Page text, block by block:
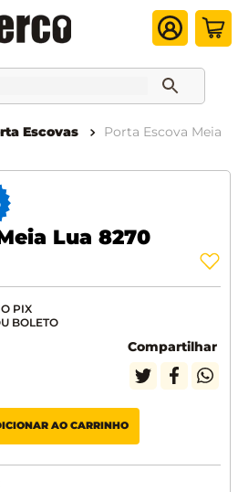
Escovas
Porta Escova Meia
Lua 8270
Compartilhar
AO CARRINHO